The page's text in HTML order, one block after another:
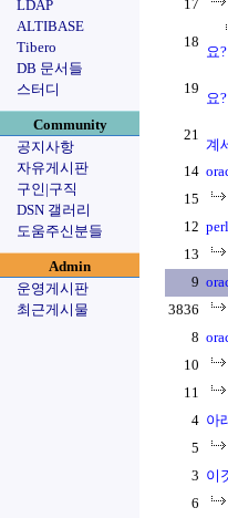
LDAP
ALTIBASE
Tibero
DB 문서들
스터디
Community
공지사항
자유게시판
구인|구직
DSN 갤러리
도움주신분들
Admin
운영게시판
최근게시물
17
18
요
19
요
21
계
14
15
12
13
9
3836
8
10
11
4 아
5
3 이
6